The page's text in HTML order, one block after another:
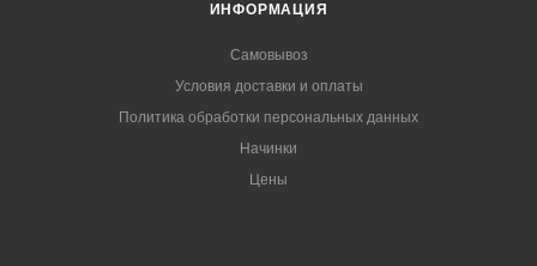
ИНФОРМАЦИЯ
Самовывоз
Условия доставки и оплаты
Политика обработки персональных данных
Начинки
Цены